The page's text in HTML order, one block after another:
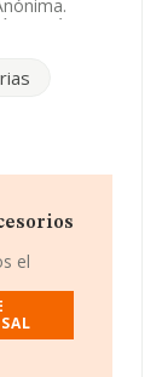
mecánica
es
disponible
de la
ha
pasando del
la
Vial
yRoca
el